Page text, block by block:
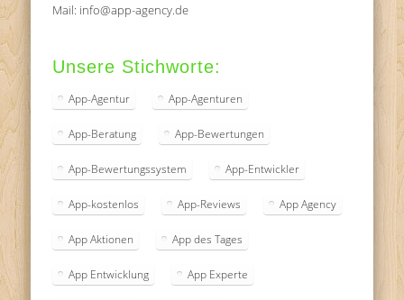
Mail: info@app-agency.de
Unsere Stichworte:
App-Agentur App-Agenturen
App-Beratung App-Bewertungen
App-Bewertungssystem App-Entwickler
App-kostenlos App-Reviews App Agency
App Aktionen App des Tages
App Entwicklung App Experte